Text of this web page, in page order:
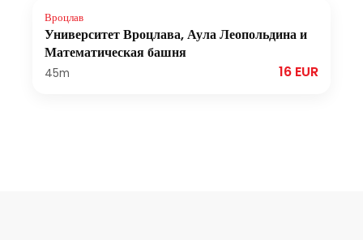
Вроцлав
Университет Вроцлава, Аула Леопольдина и
Математическая башня
45m 16 EUR